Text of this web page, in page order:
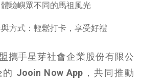
驗嶼眾不同的馬祖風光
方式：輕鬆打卡，享受好禮
攜手星芽社會企業股份有限公
的 Jooin Now App ，共同推動